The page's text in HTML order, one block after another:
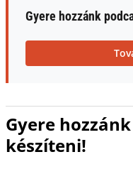
Gyere hozzánk
Gyere
készíteni!